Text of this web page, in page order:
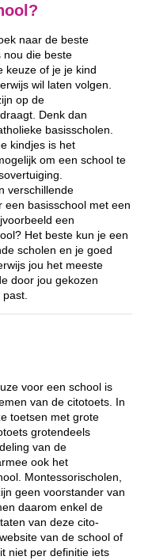
naar de beste
nou die beste
keuze of je je kind
wil laten volgen.
op de
Denk dan
basisscholen.
kindjes is het
om een school te
verschillende
een basisschool met een
een
Het beste kun je een
scholen en je goed
jou het meeste
door jou gekozen
voor een school is
van de citotoets. In
toetsen met grote
grotendeels
van de
ook het
Montessorischolen,
geen voorstander van
daarom enkel de
van deze cito-
van de school of
niet per definitie iets